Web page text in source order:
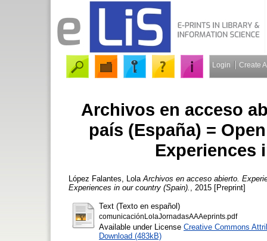
Login Create
Archivos en acceso
país (España) =
Experiences
López Falantes, Lola Archivos en acceso abierto.
Experiences in our country (Spain).
, 2015 [Preprint]
Text (Texto en español)
comunicaciónLolaJornadasAAAeprints.pdf
Available under License Creative Commons
Download (483kB)